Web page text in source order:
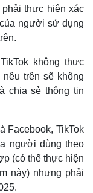
phải thực hiện xác
người sử dụng
không thực
trên sẽ không
chia sẻ thông tin
Facebook, TikTok
người dùng theo
(có thể thực hiện
này) nhưng phải